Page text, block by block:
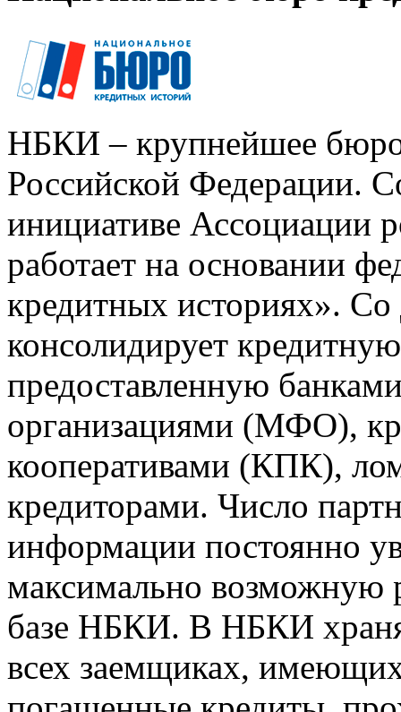
НБКИ – крупнейшее
Российской Федерации.
инициативе Ассоциации
работает на основании
кредитных историях».
консолидирует
предоставленную
организациями (МФО),
кооперативами (КПК),
кредиторами. Число
информации постоянно
максимально возможную
базе НБКИ. В НБКИ
всех заемщиках,